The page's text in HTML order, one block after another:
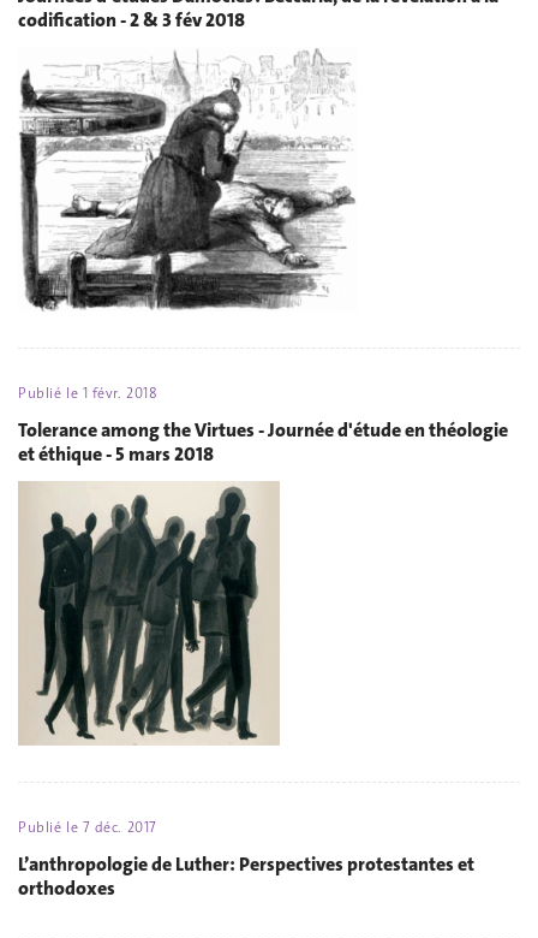
codification - 2 & 3 fév 2018
Publié le 1 févr. 2018
Tolerance among the Virtues - Journée d'étude en théologie
et éthique - 5 mars 2018
Publié le 7 déc. 2017
L’anthropologie de Luther: Perspectives protestantes et
orthodoxes